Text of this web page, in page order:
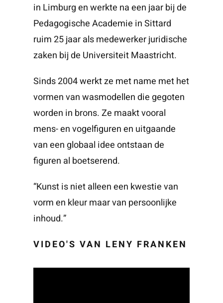
in Limburg en werkte na een jaar bij de
Pedagogische Academie in Sittard
ruim 25 jaar als medewerker juridische
zaken bij de Universiteit Maastricht.
Sinds 2004 werkt ze met name met het
vormen van wasmodellen die gegoten
worden in brons. Ze maakt vooral
mens- en vogelfiguren en uitgaande
van een globaal idee ontstaan de
figuren al boetserend.
“Kunst is niet alleen een kwestie van
vorm en kleur maar van persoonlijke
inhoud.”
VIDEO'S VAN LENY FRANKEN